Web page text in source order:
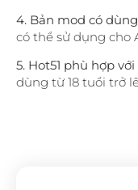
4. Bản mod có
có thể sử dụng cho
5. Hot51 phù hợp
dùng từ 18 tuổi trở